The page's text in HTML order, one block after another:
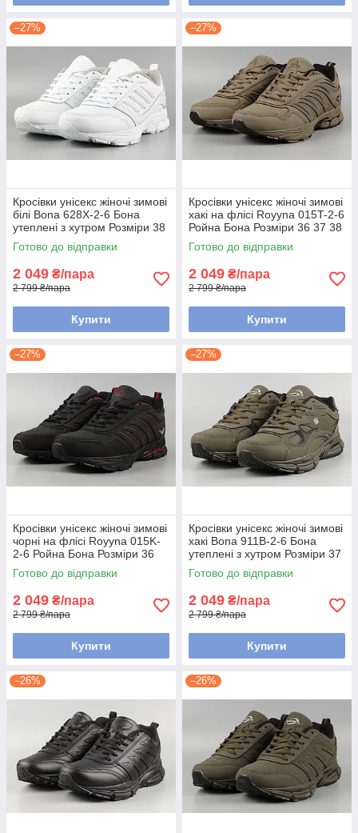
–27%
Кросівки унісекс жіночі зимові
білі Bona 628X-2-6 Бона
утеплені з хутром Розміри 38
40
Готово до відправки
2 049 ₴/пара
2 799 ₴/пара
Купити
–27%
Кросівки унісекс жіночі зимові
хакі на флісі Royyna 015T-2-6
Ройна Бона Розміри 36 37 38
41
Готово до відправки
2 049 ₴/пара
2 799 ₴/пара
Купити
–27%
Кросівки унісекс жіночі зимові
чорні на флісі Royyna 015K-
2-6 Ройна Бона Розміри 36
38 41
Готово до відправки
2 049 ₴/пара
2 799 ₴/пара
Купити
–27%
Кросівки унісекс жіночі зимові
хакі Bona 911B-2-6 Бона
утеплені з хутром Розміри 37
38 39 40 41
Готово до відправки
2 049 ₴/пара
2 799 ₴/пара
Купити
–26% –26%